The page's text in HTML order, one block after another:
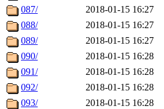
087/
2018-01-15 16:27
088/
2018-01-15 16:27
089/
2018-01-15 16:27
090/
2018-01-15 16:28
091/
2018-01-15 16:28
092/
2018-01-15 16:28
093/
2018-01-15 16:28